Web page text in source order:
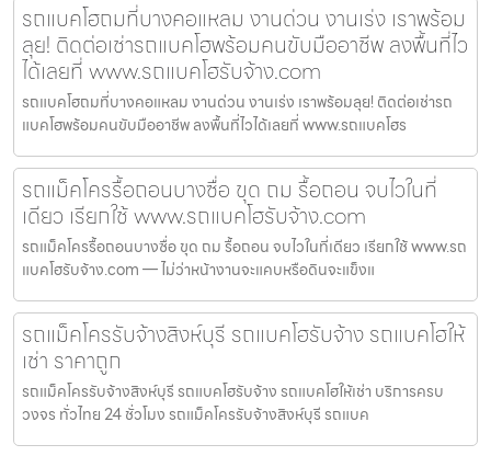
รถแบคโฮถมที่บางคอแหลม งานด่วน งานเร่ง เราพร้อม
ลุย! ติดต่อเช่ารถแบคโฮพร้อมคนขับมืออาชีพ ลงพื้นที่ไว
ได้เลยที่ www.รถแบคโฮรับจ้าง.com
รถแบคโฮถมที่บางคอแหลม งานด่วน งานเร่ง เราพร้อมลุย! ติดต่อเช่ารถ
แบคโฮพร้อมคนขับมืออาชีพ ลงพื้นที่ไวได้เลยที่ www.รถแบคโฮร
รถแม็คโครรื้อถอนบางซื่อ ขุด ถม รื้อถอน จบไวในที่
เดียว เรียกใช้ www.รถแบคโฮรับจ้าง.com
รถแม็คโครรื้อถอนบางซื่อ ขุด ถม รื้อถอน จบไวในที่เดียว เรียกใช้ www.รถ
แบคโฮรับจ้าง.com — ไม่ว่าหน้างานจะแคบหรือดินจะแข็งแ
รถแม็คโครรับจ้างสิงห์บุรี รถแบคโฮรับจ้าง รถแบคโฮให้
เช่า ราคาถูก
รถแม็คโครรับจ้างสิงห์บุรี รถแบคโฮรับจ้าง รถแบคโฮให้เช่า บริการครบ
วงจร ทั่วไทย 24 ชั่วโมง รถแม็คโครรับจ้างสิงห์บุรี รถแบค